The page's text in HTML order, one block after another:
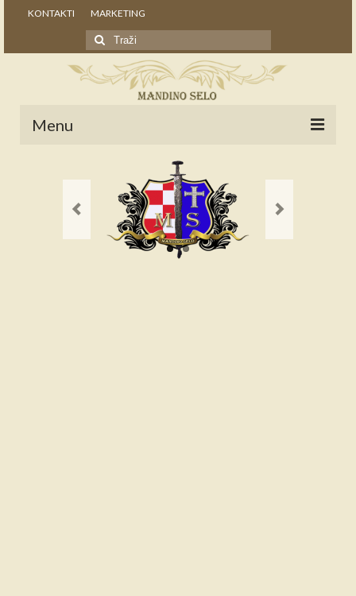
KONTAKTI MARKETING
Search
for:
Menu
NOVOSTI
STALNE RUBRIKE